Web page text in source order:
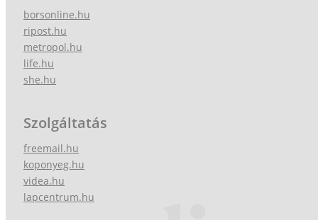
borsonline.hu
ripost.hu
metropol.hu
life.hu
she.hu
Szolgáltatás
freemail.hu
koponyeg.hu
videa.hu
lapcentrum.hu